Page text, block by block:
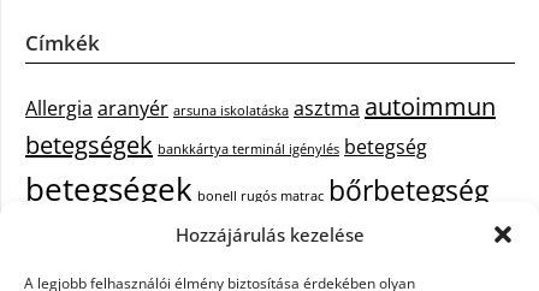
Hozzájárulás kezelése
A legjobb felhasználói élmény biztosítása érdekében olyan
Címkék
Allergia aranyér arsuna iskolatáska asztma autoimmun
betegségek bankkártya terminál igénylés betegség
betegségek bonell rugós matrac bőrbetegség
bőrbetegségek cukorbetegség